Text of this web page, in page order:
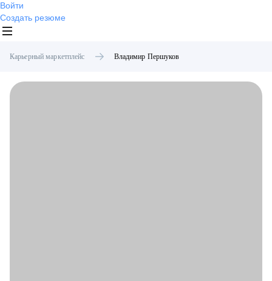
Войти
Создать резюме
Карьерный маркетплейс Владимир Першуков